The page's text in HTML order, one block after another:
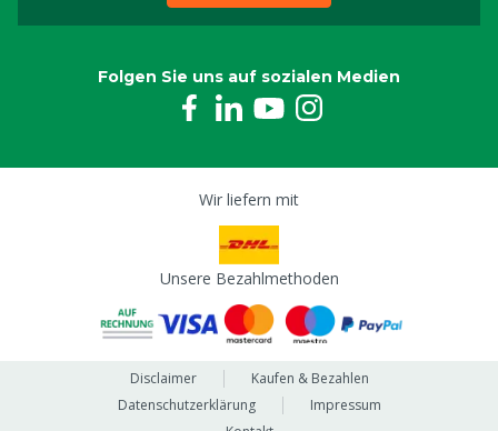
Folgen Sie uns auf sozialen Medien
Wir liefern mit
Unsere Bezahlmethoden
Disclaimer
Kaufen & Bezahlen
Datenschutzerklärung
Impressum